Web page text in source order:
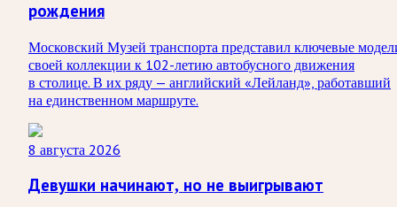
рождения
Московский Музей транспорта представил ключевые
своей коллекции к 102-летию автобусного движения
в столице. В их ряду — английский «Лейланд», работавший
на единственном маршруте.
8 августа 2026
Девушки начинают, но не выигрывают